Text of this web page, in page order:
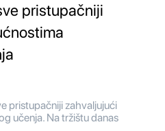
pristupačniji
pristupačniji zahvaljujući
učenja. Na tržištu danas